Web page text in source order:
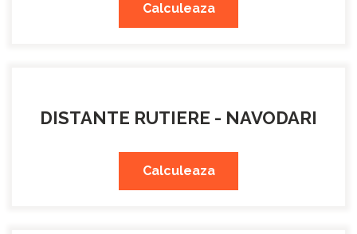
Calculeaza
DISTANTE RUTIERE - NAVODARI
Calculeaza